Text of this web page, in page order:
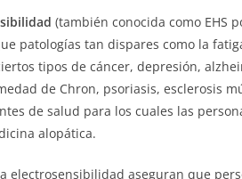
(también conocida como EHS
patologías tan dispares como la
tipos de cáncer, depresión,
de Chron, psoriasis, esclerosis
de salud para los cuales las
alopática.
electrosensibilidad aseguran que